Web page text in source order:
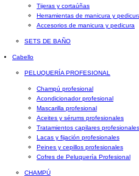
Tijeras y cortaúñas
Herramientas de manicura y
Accesorios de manicura y pedicura
SETS DE BAÑO
Cabello
PELUQUERÍA PROFESIONAL
Champú profesional
Acondicionador profesional
Mascarilla profesional
Aceites y sérums profesionales
Tratamientos capilares profesionales
Lacas y fijación profesionales
Peines y cepillos profesionales
Cofres de Peluquería Profesional
CHAMPÚ